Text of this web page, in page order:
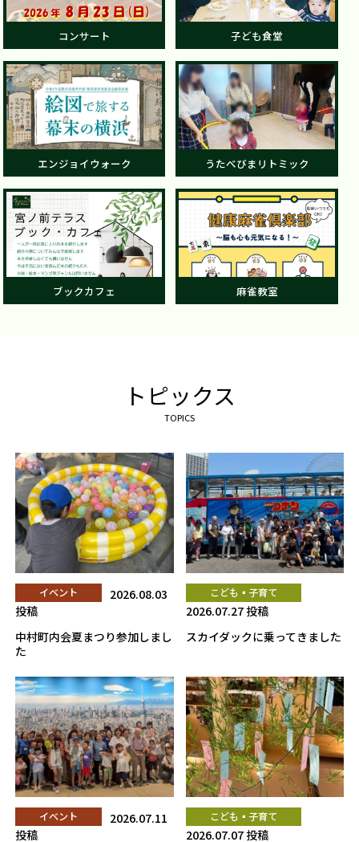
コンサート 子ども食堂
エンジョイウォーク うたべびまリトミック
ブックカフェ 麻雀教室
トピックス
TOPICS
イベント
2026.08.03
投稿
中村町内会夏まつり参加しまし
た
こども▪子育て
2026.07.27 投稿
スカイダックに乗ってきました
イベント
2026.07.11
投稿
こども▪子育て
2026.07.07 投稿